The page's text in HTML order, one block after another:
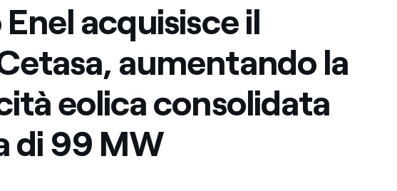
acquisisce il
aumentando la
eolica consolidata
di 99 MW